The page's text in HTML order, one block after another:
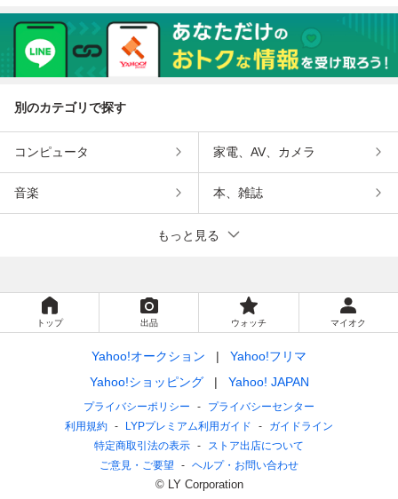
別のカテゴリで探す
コンピュータ 家電、AV、カメラ
音楽 本、雑誌
もっと見る
トップ 出品 ウォッチ マイオク
Yahoo!オークション
Yahoo!フリマ
Yahoo!ショッピング
Yahoo! JAPAN
プライバシーポリシー
プライバシーセンター
利用規約
LYPプレミアム利用ガイド
ガイドライン
特定商取引法の表示
ストア出店について
ご意見・ご要望
ヘルプ・お問い合わせ
© LY Corporation